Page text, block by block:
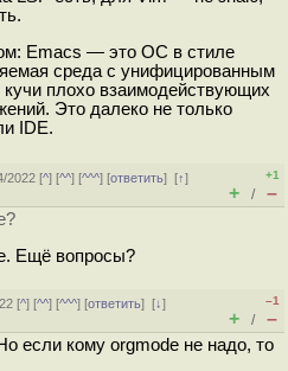
Emacs — это ОС в стиле
среда с унифицированным
плохо взаимодействующих
Это далеко не только
IDE.
2022 [^] [^^] [^^^] [ответить][↑]
+1
+ / –
Ещё вопросы?
[^] [^^] [^^^] [ответить][↓]
–1
+ / –
если кому orgmode не надо, то